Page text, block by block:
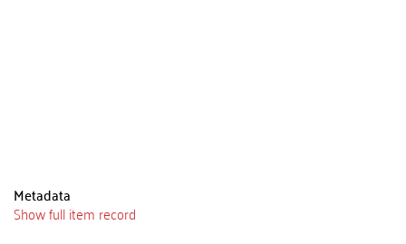
Metadata
Show full item record